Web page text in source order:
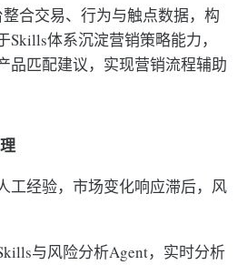
合交易、行为与触点数据，构
Skills体系沉淀营销策略能力，
品匹配建议，实现营销流程辅助
工经验，市场变化响应滞后，风
与风险分析Agent，实时分析